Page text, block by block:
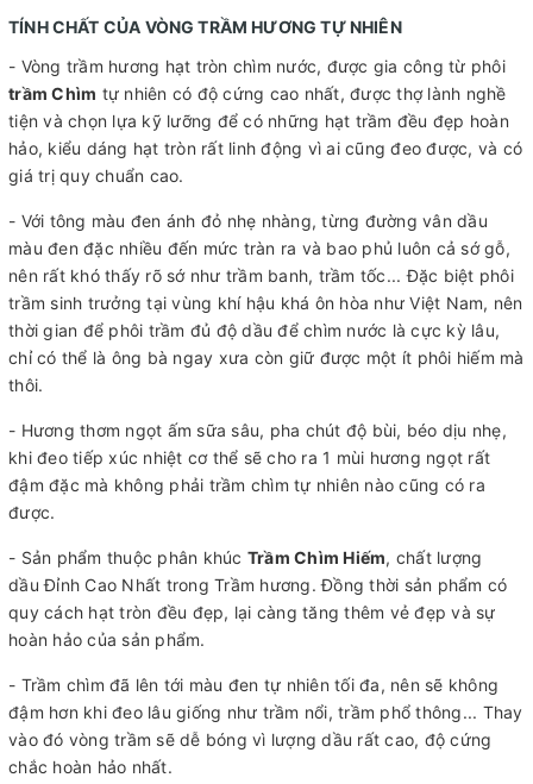
TÍNH CHẤT CỦA VÒNG TRẦM HƯƠNG TỰ NHIÊN
- Vòng trầm hương hạt tròn chìm nước, được gia công từ phôi
trầm Chìm tự nhiên có độ cứng cao nhất, được thợ lành nghề
tiện và chọn lựa kỹ lưỡng để có những hạt trầm đều đẹp hoàn
hảo, kiểu dáng hạt tròn rất linh động vì ai cũng đeo được, và có
giá trị quy chuẩn cao.
- Với tông màu đen ánh đỏ nhẹ nhàng, từng đường vân dầu
màu đen đặc nhiều đến mức tràn ra và bao phủ luôn cả sớ gỗ,
nên rất khó thấy rõ sớ như trầm banh, trầm tốc... Đặc biệt phôi
trầm sinh trưởng tại vùng khí hậu khá ôn hòa như Việt Nam, nên
thời gian để phôi trầm đủ độ dầu để chìm nước là cực kỳ lâu,
chỉ có thể là ông bà ngay xưa còn giữ được một ít phôi hiếm mà
thôi.
- Hương thơm ngọt ấm sữa sâu, pha chút độ bùi, béo dịu nhẹ,
khi đeo tiếp xúc nhiệt cơ thể sẽ cho ra 1 mùi hương ngọt rất
đậm đặc mà không phải trầm chìm tự nhiên nào cũng có ra
được.
- Sản phẩm thuộc phân khúc Trầm Chìm Hiếm, chất lượng
dầu Đỉnh Cao Nhất trong Trầm hương. Đồng thời sản phẩm có
quy cách hạt tròn đều đẹp, lại càng tăng thêm vẻ đẹp và sự
hoàn hảo của sản phẩm.
- Trầm chìm đã lên tới màu đen tự nhiên tối đa, nên sẽ không
đậm hơn khi đeo lâu giống như trầm nổi, trầm phổ thông... Thay
vào đó vòng trầm sẽ dễ bóng vì lượng dầu rất cao, độ cứng
chắc hoàn hảo nhất.